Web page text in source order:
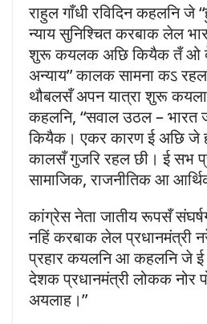
राहुल गाँधी रविदिन कहलनि जे
न्याय सुनिश्चित करबाक लेल
शुरू कयलक अछि कियैक तँ ओ
अन्याय” कालक सामना कऽ
थौबलसँ अपन यात्रा शुरू
कहलनि, “सवाल उठल – भारत
कियैक। एकर कारण ई अछि जे
कालसँ गुजरि रहल छी। ई सभ
सामाजिक, राजनीतिक आ
कांग्रेस नेता जातीय रूपसँ
नहिं करबाक लेल प्रधानमंत्री
प्रहार कयलनि आ कहलनि जे ई
देशक प्रधानमंत्री लोकक नोर
अयलाह।”